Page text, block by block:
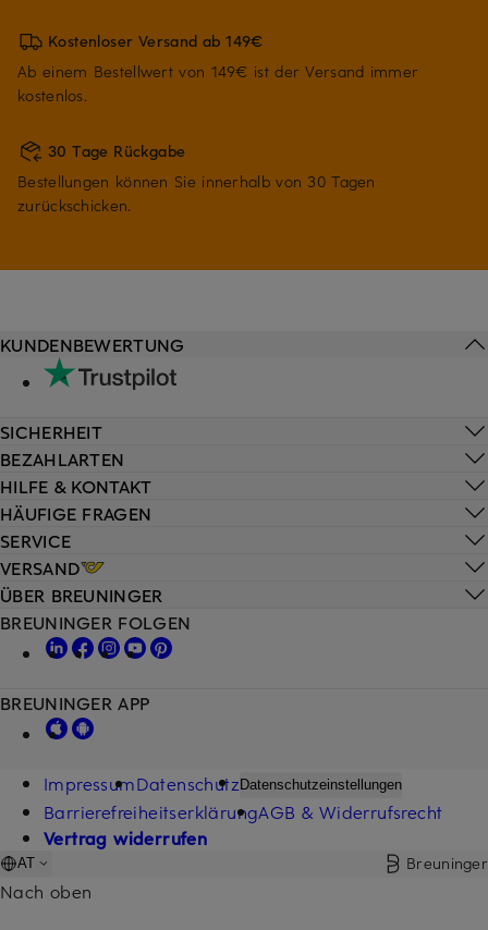
Kostenloser Versand ab 149€
Ab einem Bestellwert von 149€ ist der Versand immer
kostenlos.
30 Tage Rückgabe
Bestellungen können Sie innerhalb von 30 Tagen
zurückschicken.
HILFE & KONTAKT
HÄUFIGE FRAGEN
SERVICE
VERSAND
KUNDENBEWERTUNG
SICHERHEIT
BEZAHLARTEN
ÜBER BREUNINGER
BREUNINGER FOLGEN
BREUNINGER APP
ImpressumDatenschutzDatenschutzeinstellungen
BarrierefreiheitserklärungAGB & Widerrufsrecht
Vertrag widerrufen
AT Breuninger
Nach oben